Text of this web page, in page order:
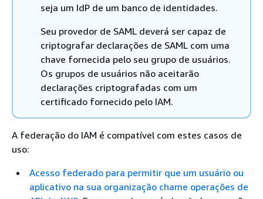
seja um IdP de um banco de identidades.
Seu provedor de SAML deverá ser capaz de
criptografar declarações de SAML com uma
chave fornecida pelo seu grupo de usuários.
Os grupos de usuários não aceitarão
declarações criptografadas com um
certificado fornecido pelo IAM.
A federação do IAM é compatível com estes casos de
uso:
Acesso federado para permitir que um usuário ou
aplicativo na sua organização chame operações de